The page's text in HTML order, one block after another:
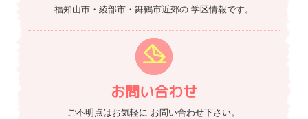
福知山市・綾部市・舞鶴市近郊の学区情報です。
お問い合わせ
ご不明点はお気軽に お問い合わせ下さい。